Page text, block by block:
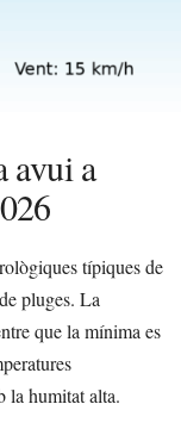
avui a
típiques de
pluges. La
que la mínima es
la humitat alta.